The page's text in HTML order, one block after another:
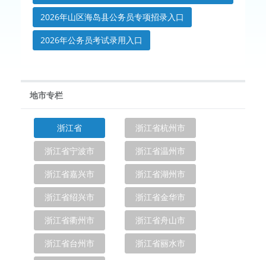
2026年山区海岛县公务员专项招录入口
2026年公务员考试录用入口
地市专栏
浙江省 浙江省杭州市
浙江省宁波市 浙江省温州市
浙江省嘉兴市 浙江省湖州市
浙江省绍兴市 浙江省金华市
浙江省衢州市 浙江省舟山市
浙江省台州市 浙江省丽水市